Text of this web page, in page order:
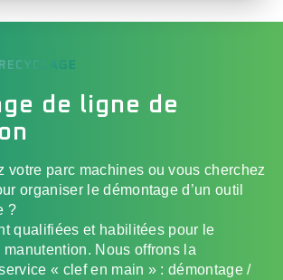
de ligne de
votre parc machines ou vous cherchez
organiser le démontage d’un outil
?
qualifiées et habilitées pour le
Nous offrons la
« clef en main » : démontage /